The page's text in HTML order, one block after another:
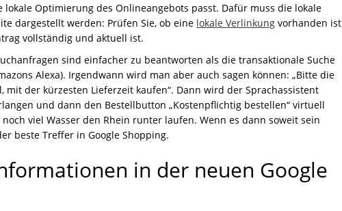
lokale Optimierung des Onlineangebots passt. Dafür muss die lokale
dargestellt werden: Prüfen Sie, ob eine lokale Verlinkung vorhanden ist
vollständig und aktuell ist.
sind einfacher zu beantworten als die transaktionale Suche
Alexa). Irgendwann wird man aber auch sagen können: „Bitte die
mit der kürzesten Lieferzeit kaufen“. Dann wird der Sprachassistent
und dann den Bestellbutton „Kostenpflichtig bestellen“ virtuell
viel Wasser den Rhein runter laufen. Wenn es dann soweit sein
beste Treffer in Google Shopping.
in der neuen Google